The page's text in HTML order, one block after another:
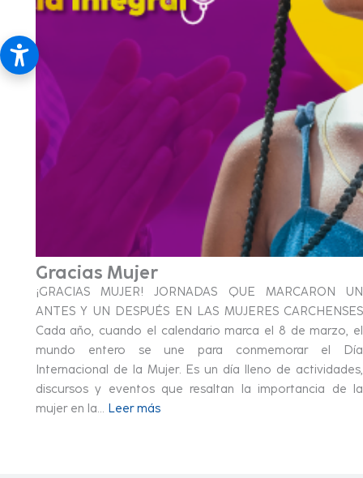
Gracias Mujer
¡GRACIAS MUJER! JORNADAS QUE MARCARON UN
ANTES Y UN DESPUÉS EN LAS MUJERES CARCHENSES
Cada año, cuando el calendario marca el 8 de marzo, el
mundo entero se une para conmemorar el Día
Internacional de la Mujer. Es un día lleno de actividades,
discursos y eventos que resaltan la importancia de la
mujer en la… Leer más